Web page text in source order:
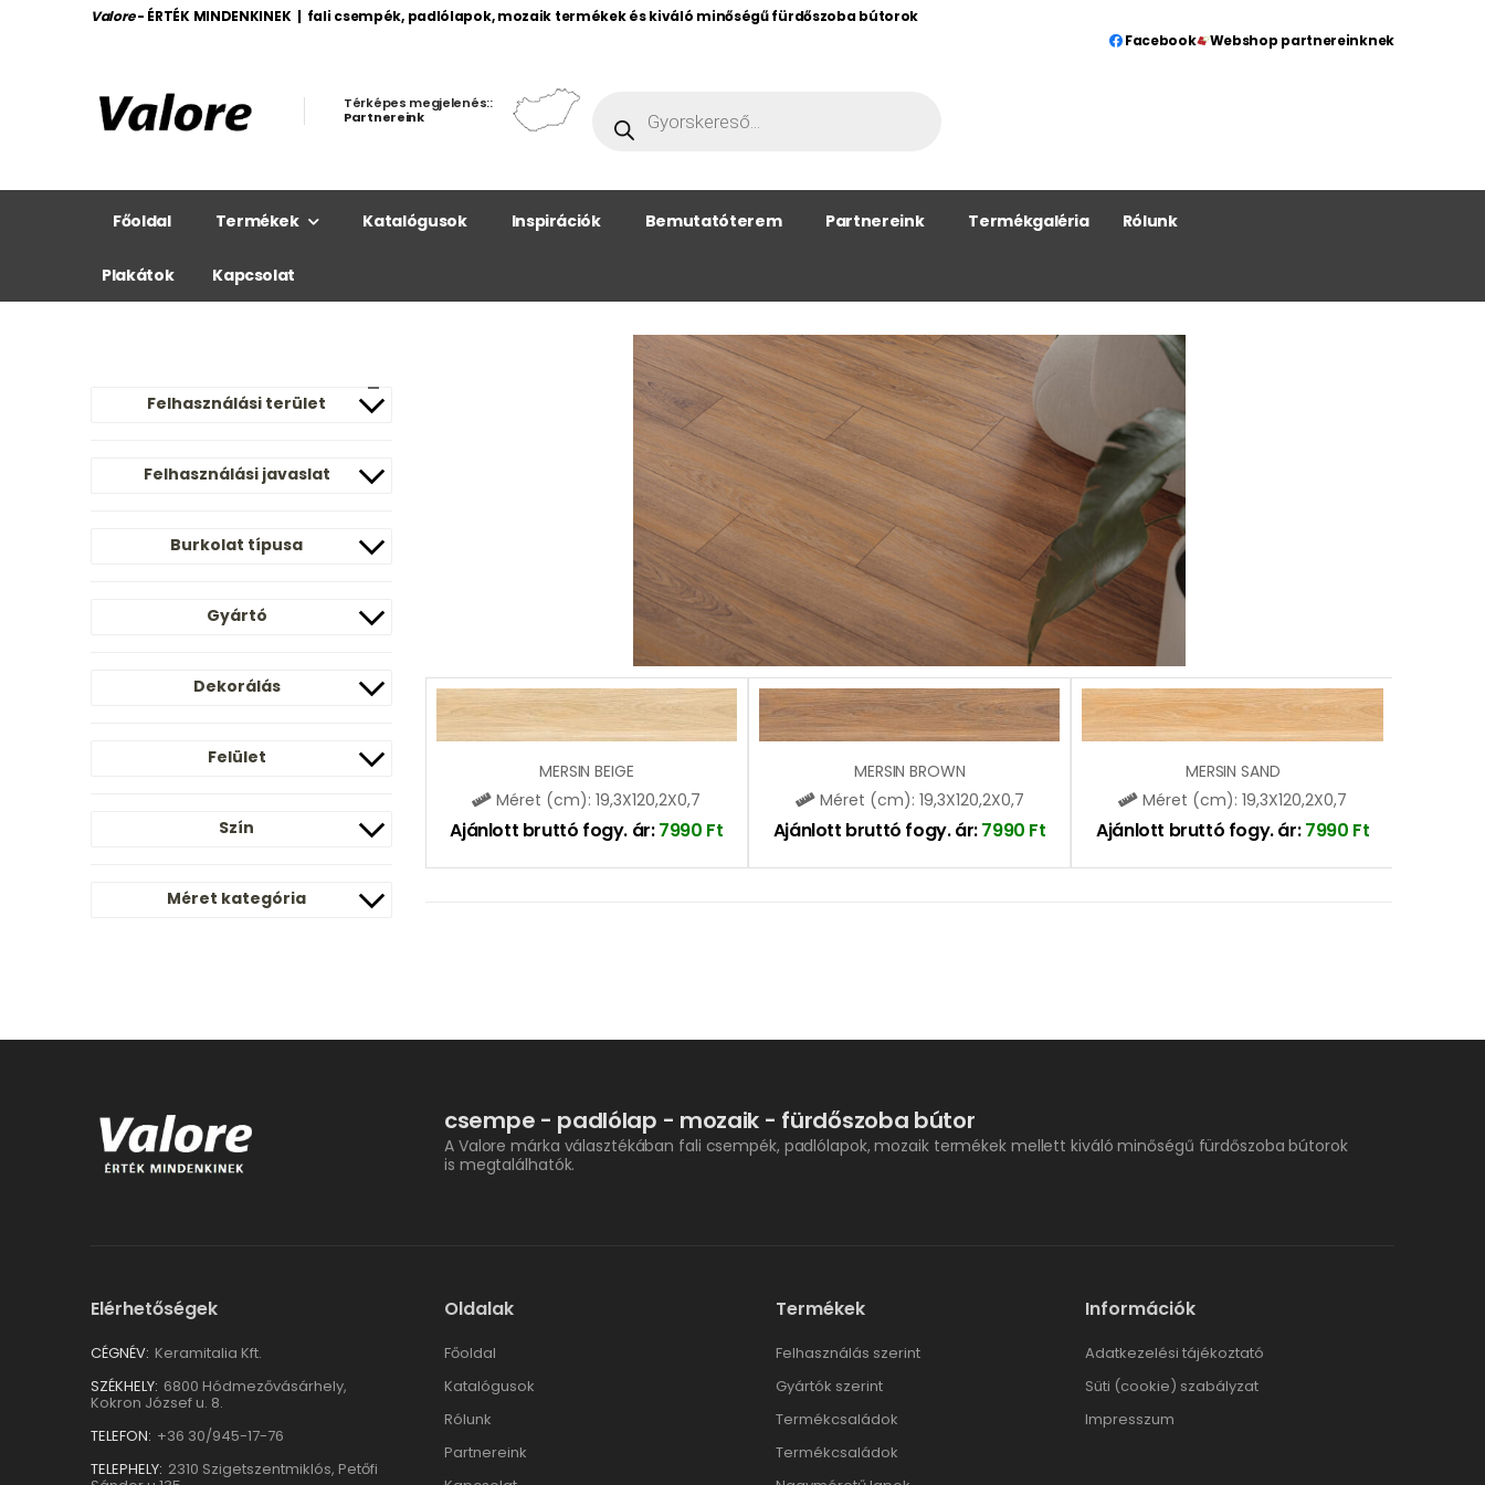
Valore - ÉRTÉK MINDENKINEK | fali csempék, padlólapok, mozaik termékek és kiváló minőségű fürdőszoba bútorok
Facebook
Webshop partnereinknek
Térképes megjelenés::
Partnereink
Főoldal Termékek Katalógusok Inspirációk Bemutatóterem Partnereink Termékgaléria Rólunk
Plakátok Kapcsolat
Felhasználási terület
Felhasználási javaslat
Burkolat típusa
Gyártó
Dekorálás
Felület
Szín
Méret kategória
MERSIN BEIGE
Méret (cm): 19,3X120,2X0,7
Ajánlott bruttó fogy. ár:7990 Ft
MERSIN BROWN
Méret (cm): 19,3X120,2X0,7
Ajánlott bruttó fogy. ár:7990 Ft
MERSIN SAND
Méret (cm): 19,3X120,2X0,7
Ajánlott bruttó fogy. ár:7990 Ft
csempe - padlólap - mozaik - fürdőszoba bútor
A Valore márka választékában fali csempék, padlólapok, mozaik termékek mellett kiváló minőségű fürdőszoba bútorok
is megtalálhatók.
Elérhetőségek
CÉGNÉV: Keramitalia Kft.
SZÉKHELY: 6800 Hódmezővásárhely,
Kokron József u. 8.
TELEFON: +36 30/945-17-76
TELEPHELY: 2310 Szigetszentmiklós, Petőfi
Oldalak
Főoldal
Katalógusok
Rólunk
Partnereink
Termékek
Felhasználás szerint
Gyártók szerint
Termékcsaládok
Termékcsaládok
Információk
Adatkezelési tájékoztató
Süti (cookie) szabályzat
Impresszum